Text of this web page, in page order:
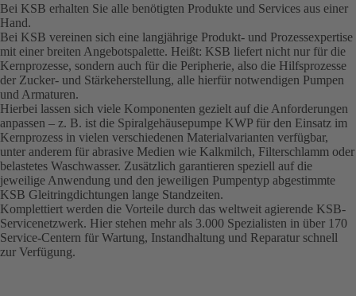
Bei KSB erhalten Sie alle benötigten Produkte und Services aus einer
Hand.
Bei KSB vereinen sich eine langjährige Produkt- und Prozessexpertise
mit einer breiten Angebotspalette. Heißt: KSB liefert nicht nur für die
Kernprozesse, sondern auch für die Peripherie, also die Hilfsprozesse
der Zucker- und Stärkeherstellung, alle hierfür notwendigen Pumpen
und Armaturen.
Hierbei lassen sich viele Komponenten gezielt auf die Anforderungen
anpassen – z. B. ist die Spiralgehäusepumpe KWP für den Einsatz im
Kernprozess in vielen verschiedenen Materialvarianten verfügbar,
unter anderem für abrasive Medien wie Kalkmilch, Filterschlamm oder
belastetes Waschwasser. Zusätzlich garantieren speziell auf die
jeweilige Anwendung und den jeweiligen Pumpentyp abgestimmte
KSB Gleitringdichtungen lange Standzeiten.
Komplettiert werden die Vorteile durch das weltweit agierende KSB-
Servicenetzwerk. Hier stehen mehr als 3.000 Spezialisten in über 170
Service-Centern für Wartung, Instandhaltung und Reparatur schnell
zur Verfügung.